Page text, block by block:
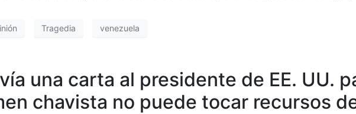
Tragedia venezuela
una carta al presidente de EE. UU.
chavista no puede tocar recursos